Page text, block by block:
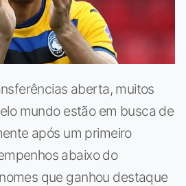
aberta, muitos
mundo estão em busca de
após um primeiro
abaixo do
que ganhou destaque